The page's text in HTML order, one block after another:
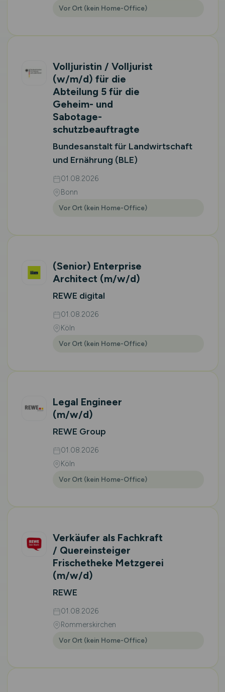
Vor Ort (kein Home-Office)
Volljuristin / Volljurist
(w/m/d) für die
Abteilung 5 für die
Geheim- und
Sabotage­
schutzbeauftragte
Bundesanstalt für Landwirtschaft
und Ernährung (BLE)
01.08.2026
Bonn
Vor Ort (kein Home-Office)
(Senior) Enterprise
Architect (m/w/d)
REWE digital
01.08.2026
Köln
Vor Ort (kein Home-Office)
Legal Engineer
(m/w/d)
REWE Group
01.08.2026
Köln
Vor Ort (kein Home-Office)
Verkäufer als Fachkraft
/ Quereinsteiger
Frischetheke Metzgerei
(m/w/d)
REWE
01.08.2026
Rommerskirchen
Vor Ort (kein Home-Office)